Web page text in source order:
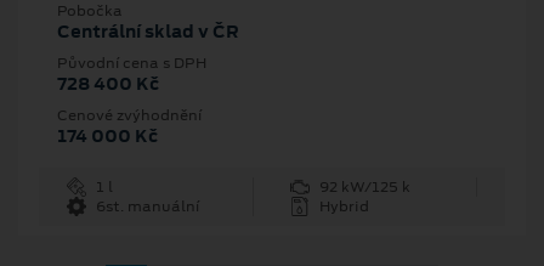
Pobočka
Centrální sklad v ČR
Původní cena s DPH
728 400 Kč
Cenové zvýhodnění
174 000 Kč
1 l
92 kW/125 k
6st. manuální
Hybrid